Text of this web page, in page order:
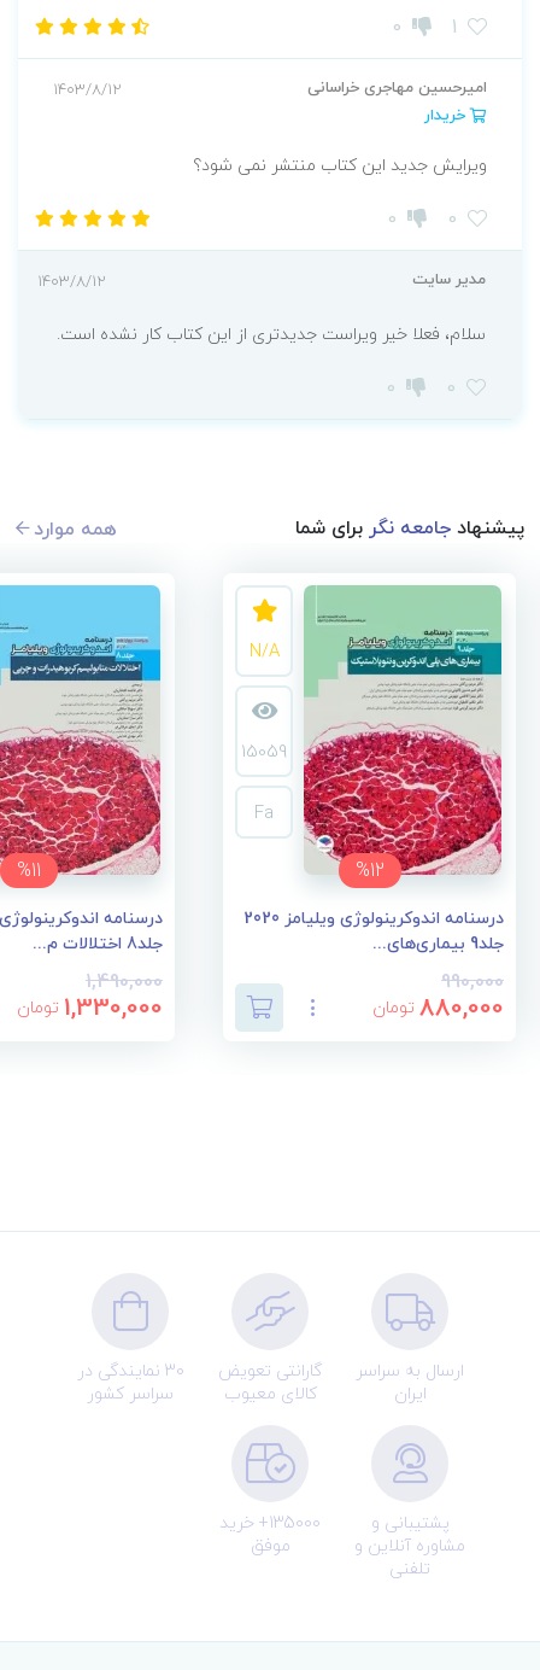
مصاحبه­ ی آزمون Ph.D
به شیوهﻱ جدید MMI
ویژه­ ی متقاضیان شرکت در آزمون دکتری
by Research)
کتاب پویا و دارای تدریس ویدیویی برای
فصل های آن
1
0
امیرحسین مهاجری خراسانی
خریدار
1403/8/12
ویرایش جدید این کتاب منتشر نمی شود؟
0
0
مدیر سایت 1403/8/12
سلام، فعلا خیر ویراست جدیدتری از این کتاب کار نشده است.
0
0
پیشنهادجامعه نگربرای شما همه موارد
%12
N/A
15059
Fa
درسنامه اندوکرینولوژی ویلیامز 2020
جلد9 بیماری‌های...
990,000
880,000 تومان
%11
جلد8 اختلالات م...
1,490,000
1,330,000 تومان
ارسال به سراسر
ایران
گارانتی تعویض
کالای معیوب
30 نمایندگی در
سراسر کشور
پشتیبانی و
مشاوره آنلاین و
تلفنی
135000+ خرید
موفق